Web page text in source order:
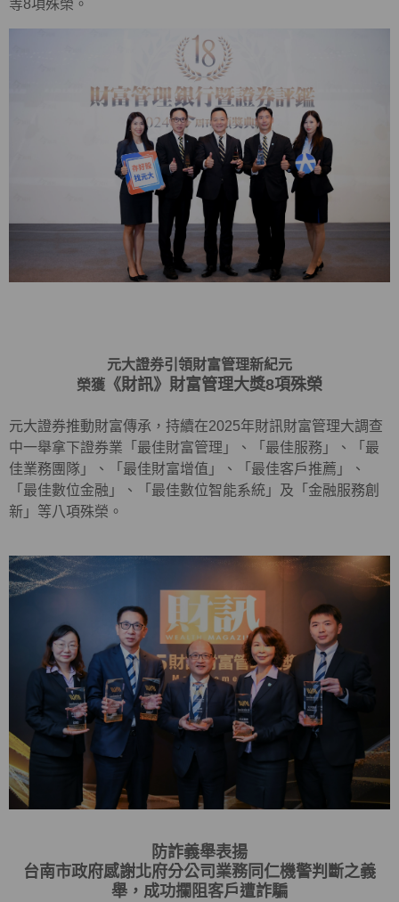
等8項殊榮。
元大證券引領財富管理新紀元
榮獲 《財訊》財富管理大獎8項殊榮
元大證券推動財富傳承，持續在2025年財訊財富管理大調查
中一舉拿下證券業「最佳財富管理」、「最佳服務」、「最
佳業務團隊」、「最佳財富增值」、「最佳客戶推薦」、
「最佳數位金融」、「最佳數位智能系統」及「金融服務創
新」等八項殊榮。
防詐義舉表揚
台南市政府感謝北府分公司業務同仁機警判斷之義
舉，成功攔阻客戶遭詐騙